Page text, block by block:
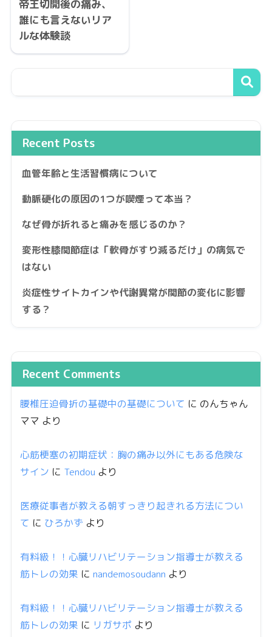
帝王切開後の痛み、
誰にも言えないリア
ルな体験談
Recent Posts
血管年齢と生活習慣病について
動脈硬化の原因の1つが喫煙って本当？
なぜ骨が折れると痛みを感じるのか？
変形性膝関節症は「軟骨がすり減るだけ」の病気で
はない
炎症性サイトカインや代謝異常が関節の変化に影響
する？
Recent Comments
腰椎圧迫骨折の基礎中の基礎について に のんちゃん
ママ より
心筋梗塞の初期症状：胸の痛み以外にもある危険な
サイン に Tendou より
医療従事者が教える朝すっきり起きれる方法につい
て に ひろかず より
有料級！！心臓リハビリテーション指導士が教える
筋トレの効果 に nandemosoudann より
有料級！！心臓リハビリテーション指導士が教える
筋トレの効果 に リガサポ より